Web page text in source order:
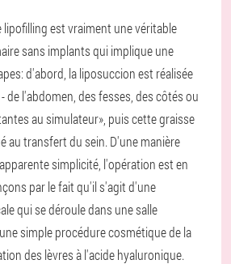
lipofilling est vraiment une véritable
sans implants qui implique une
d'abord, la liposuccion est réalisée
de l'abdomen, des fesses, des côtés ou
au simulateur», puis cette graisse
au transfert du sein. D'une manière
simplicité, l'opération est en
par le fait qu'il s'agit d'une
qui se déroule dans une salle
simple procédure cosmétique de la
des lèvres à l'acide hyaluronique.